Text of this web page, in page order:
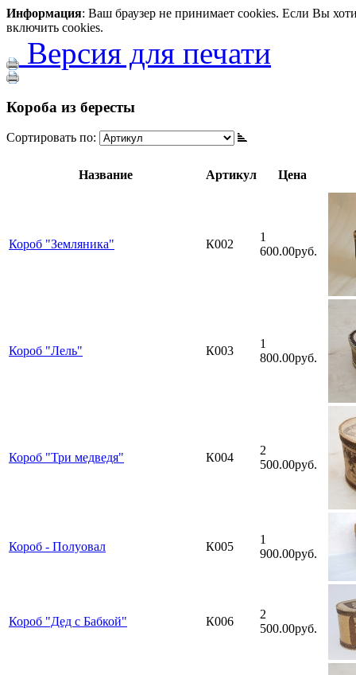
Информация: Ваш браузер не принимает cookies. Если Вы
включить cookies.
Версия для печати
Короба из бересты
Сортировать по:
Название Артикул Цена
Короб "Земляника" К002
1
600.00руб.
Короб "Лель" К003
1
800.00руб.
Короб "Три медведя" К004
2
500.00руб.
Короб - Полуовал К005
1
900.00руб.
Короб "Дед с Бабкой" К006
2
500.00руб.